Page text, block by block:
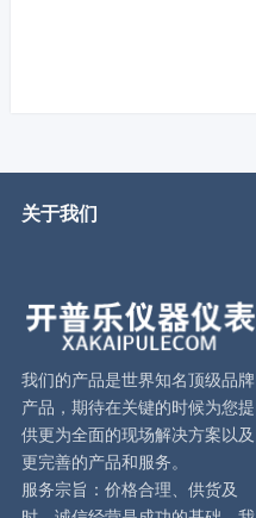
关于我们
我们的产品是世界知名顶级品牌
产品，期待在关键的时候为您提
供更为全面的现场解决方案以及
更完善的产品和服务。
服务宗旨：价格合理、供货及